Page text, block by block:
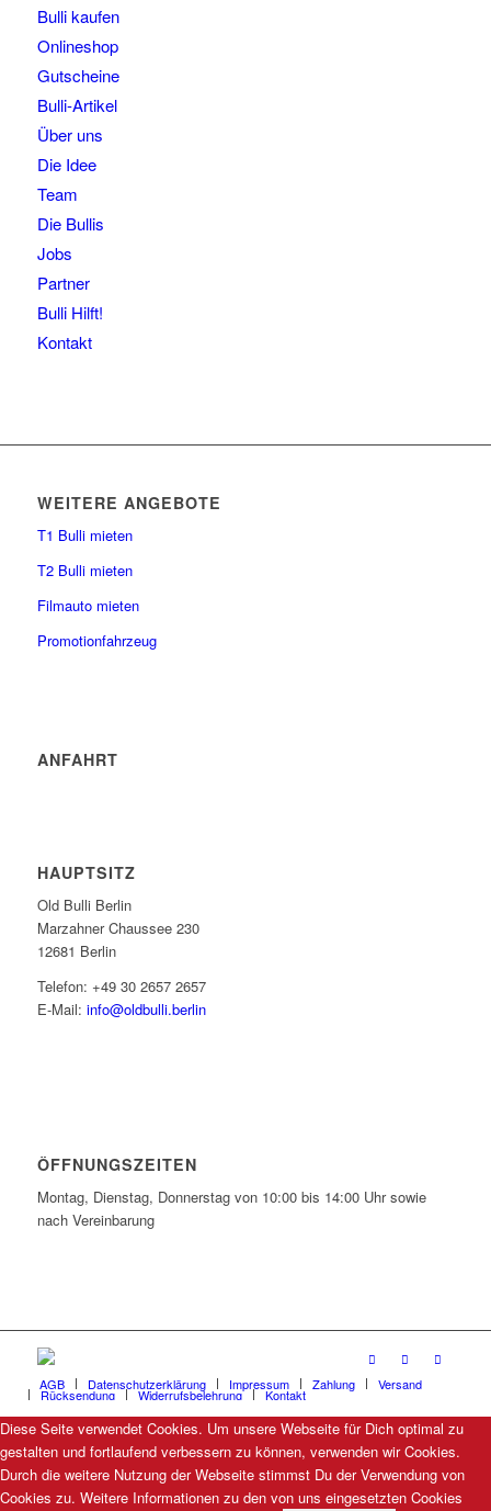
Bulli kaufen
Onlineshop
Gutscheine
Bulli-Artikel
Über uns
Die Idee
Team
Die Bullis
Jobs
Partner
Bulli Hilft!
Kontakt
WEITERE ANGEBOTE
T1 Bulli mieten
T2 Bulli mieten
Filmauto mieten
Promotionfahrzeug
ANFAHRT
HAUPTSITZ
Old Bulli Berlin
Marzahner Chaussee 230
12681 Berlin
Telefon: +49 30 2657 2657
E-Mail: info@oldbulli.berlin
ÖFFNUNGSZEITEN
Montag, Dienstag, Donnerstag von 10:00 bis 14:00 Uhr sowie
nach Vereinbarung
AGB Datenschutzerklärung Impressum Zahlung Versand
Rücksendung Widerrufsbelehrung Kontakt
Diese Seite verwendet Cookies. Um unsere Webseite für Dich optimal zu
gestalten und fortlaufend verbessern zu können, verwenden wir Cookies.
Durch die weitere Nutzung der Webseite stimmst Du der Verwendung von
Cookies zu. Weitere Informationen zu den von uns eingesetzten Cookies